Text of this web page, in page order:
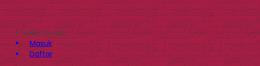
Halo, Guest!
Masuk
Daftar